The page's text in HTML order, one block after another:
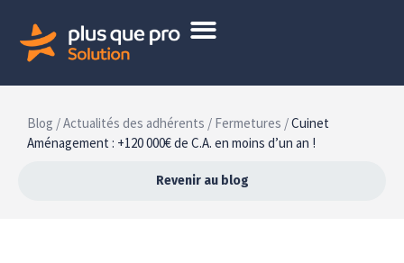
Blog /Actualités des adhérents / Fermetures /Cuinet
Aménagement : +120 000€ de C.A. en moins d’un an !
Revenir au blog